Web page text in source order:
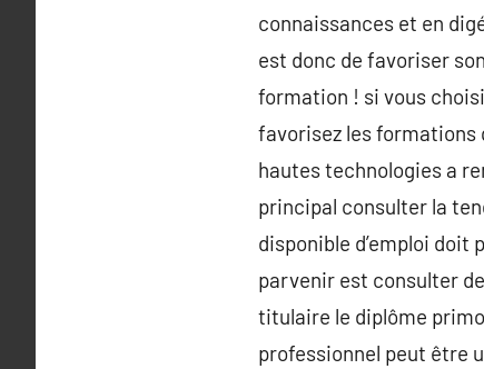
connaissances et en
est donc de favoriser
formation ! si vous
favorisez les formations
hautes technologies a
principal consulter la
disponible d’emploi doit
parvenir est consulter
titulaire le diplôme
professionnel peut être